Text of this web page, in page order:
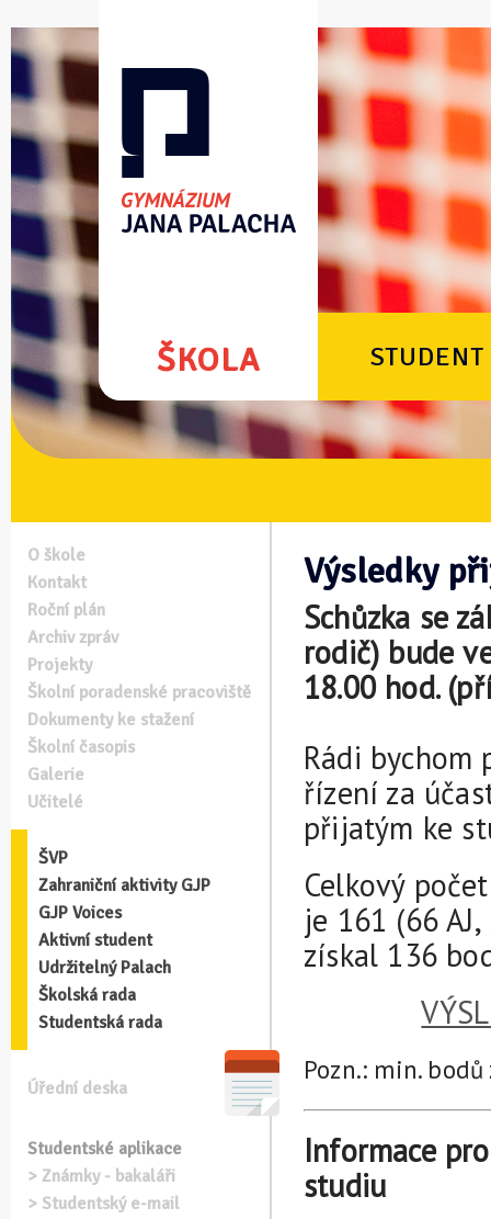
ŠKOLA STUDENT
O škole
Kontakt
Roční plán
Archiv zpráv
Projekty
Školní poradenské pracoviště
Dokumenty ke stažení
Školní časopis
Galerie
Učitelé
ŠVP
Zahraniční aktivity GJP
GJP Voices
Aktivní student
Udržitelný Palach
Školská rada
Studentská rada
Úřední deska
Studentské aplikace
> Známky - bakaláři
> Studentský e-mail
Výsledky
Schůzka se
rodič) bude
18.00 hod.
Rádi
řízení za
přijatým ke
Celkový
je 161 (66
získal 136
Pozn.: min. bodů
Informace
studiu